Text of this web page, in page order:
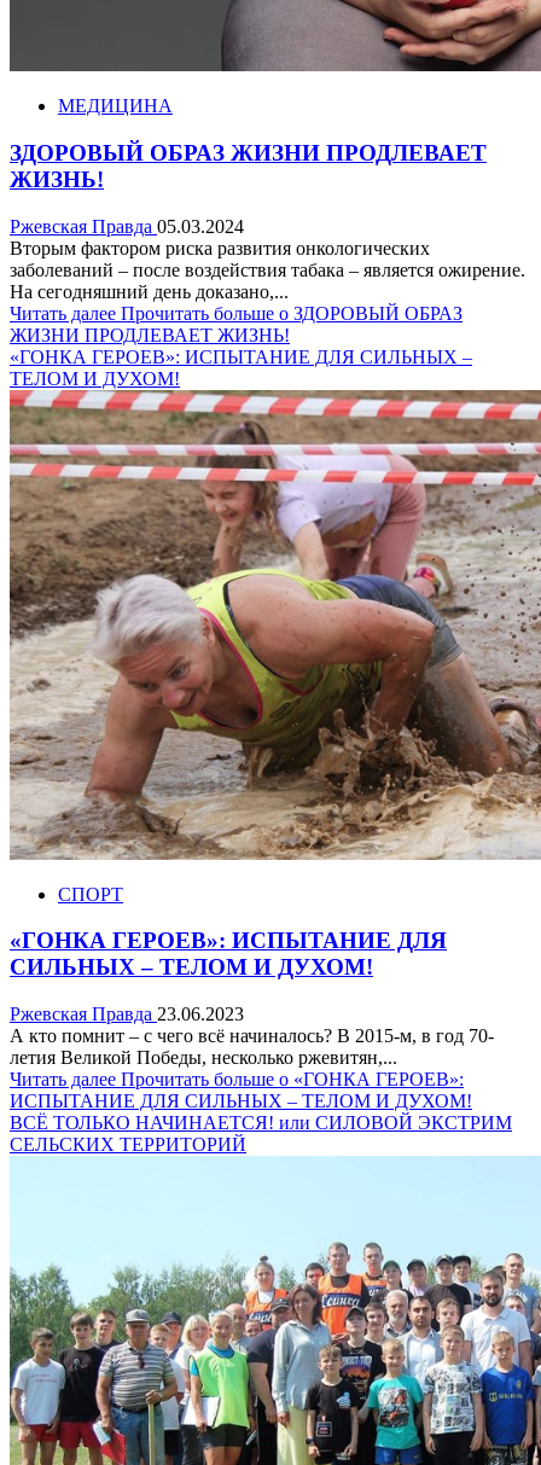
МЕДИЦИНА
ЗДОРОВЫЙ ОБРАЗ ЖИЗНИ ПРОДЛЕВАЕТ
ЖИЗНЬ!
Ржевская Правда 05.03.2024
Вторым фактором риска развития онкологических
заболеваний – после воздействия табака – является ожирение.
На сегодняшний день доказано,...
Читать далее Прочитать больше о ЗДОРОВЫЙ ОБРАЗ
ЖИЗНИ ПРОДЛЕВАЕТ ЖИЗНЬ!
«ГОНКА ГЕРОЕВ»: ИСПЫТАНИЕ ДЛЯ СИЛЬНЫХ –
ТЕЛОМ И ДУХОМ!
СПОРТ
«ГОНКА ГЕРОЕВ»: ИСПЫТАНИЕ ДЛЯ
СИЛЬНЫХ – ТЕЛОМ И ДУХОМ!
Ржевская Правда 23.06.2023
А кто помнит – с чего всё начиналось? В 2015-м, в год 70-
летия Великой Победы, несколько ржевитян,...
Читать далее Прочитать больше о «ГОНКА ГЕРОЕВ»:
ИСПЫТАНИЕ ДЛЯ СИЛЬНЫХ – ТЕЛОМ И ДУХОМ!
ВСЁ ТОЛЬКО НАЧИНАЕТСЯ! или СИЛОВОЙ ЭКСТРИМ
СЕЛЬСКИХ ТЕРРИТОРИЙ